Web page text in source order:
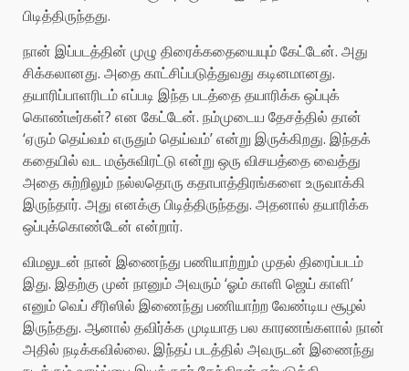
பிடித்திருந்தது.
நான் இப்படத்தின் முழு திரைக்கதையையும் கேட்டேன். அது
சிக்கலானது. அதை காட்சிப்படுத்துவது கடினமானது.
தயாரிப்பாளரிடம் எப்படி இந்த படத்தை தயாரிக்க ஒப்புக்
கொண்டீர்கள்? என கேட்டேன். நம்முடைய தேசத்தில் தான்
‘ஏரும் தெய்வம் எருதும் தெய்வம்’ என்று இருக்கிறது. இந்தக்
கதையில் வட மஞ்சுவிரட்டு என்று ஒரு விசயத்தை வைத்து
அதை சுற்றிலும் நல்லதொரு கதாபாத்திரங்களை உருவாக்கி
இருந்தார். அது எனக்கு பிடித்திருந்தது. அதனால் தயாரிக்க
ஒப்புக்கொண்டேன் என்றார்.
விமலுடன் நான் இணைந்து பணியாற்றும் முதல் திரைப்படம்
இது. இதற்கு முன் நானும் அவரும் ‘ஓம் காளி ஜெய் காளி’
எனும் வெப் சீரிஸில் இணைந்து பணியாற்ற வேண்டிய சூழல்
இருந்தது. ஆனால் தவிர்க்க முடியாத பல காரணங்களால் நான்
அதில் நடிக்கவில்லை. இந்தப் படத்தில் அவருடன் இணைந்து